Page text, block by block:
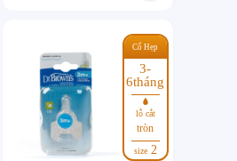
Cổ Hẹp
3-
6tháng
lỗ cắt
tròn
size2